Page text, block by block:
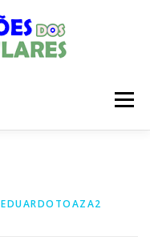
Menu
EDUARDOTOAZA2